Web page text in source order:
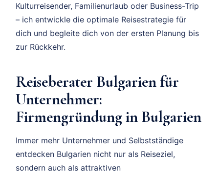
Kulturreisender, Familienurlaub oder Business-Trip
– ich entwickle die optimale Reisestrategie für
dich und begleite dich von der ersten Planung bis
zur Rückkehr.
Reiseberater Bulgarien für
Unternehmer:
Firmengründung in Bulgarien
Immer mehr Unternehmer und Selbstständige
entdecken Bulgarien nicht nur als Reiseziel,
sondern auch als attraktiven